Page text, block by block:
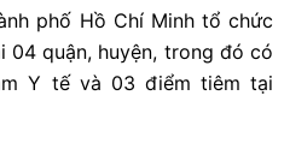
phố Hồ Chí Minh tổ chức
quận, huyện, trong đó có
Y tế và 03 điểm tiêm tại